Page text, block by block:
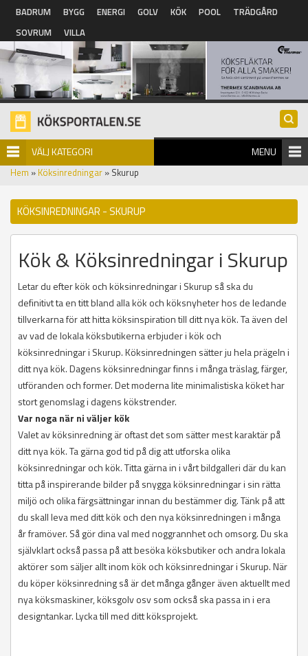
Hoppa till huvudinnehåll
BADRUM BYGG ENERGI GOLV KÖK POOL
TRÄDGÅRD
SOVRUM
VILLA
VÄLJ KATEGORI MENU
Hem » Köksinredningar » Skurup
KÖKSINREDNINGAR - SKURUP
Kök & Köksinredningar i Skurup
Letar du efter kök och köksinredningar i Skurup så ska du
definitivt ta en titt bland alla kök och köksnyheter hos de ledande
tillverkarna för att hitta köksinspiration till ditt nya kök. Ta även del
av vad de lokala köksbutikerna erbjuder i kök och
köksinredningar i Skurup. Köksinredningen sätter ju hela prägeln i
ditt nya kök. Dagens köksinredningar finns i många träslag, färger,
utföranden och former. Det moderna lite minimalistiska köket har
stort genomslag i dagens kökstrender.
Var noga när ni väljer kök
Valet av köksinredning är oftast det som sätter mest karaktär på
ditt nya kök. Ta gärna god tid på dig att utforska olika
köksinredningar och kök. Titta gärna in i vårt bildgalleri där du kan
titta på inspirerande bilder på snygga köksinredningar i sin rätta
miljö och olika färgsättningar innan du bestämmer dig. Tänk på att
du skall leva med ditt kök och den nya köksinredningen i många
år framöver. Så gör dina val med noggrannhet och omsorg. Du ska
självklart också passa på att besöka köksbutiker och andra lokala
aktörer som säljer allt inom kök och köksinredningar i Skurup. När
du köper köksinredning så är det många gånger även aktuellt med
nya köksmaskiner, köksgolv osv som också ska passa in i era
designtankar. Lycka till med ditt köksprojekt.